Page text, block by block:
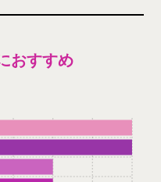
おすすめ